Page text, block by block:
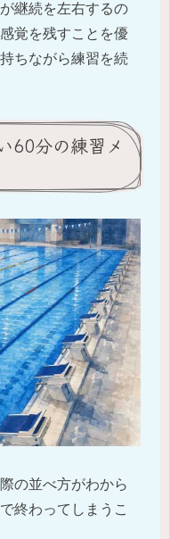
継続を左右するの
覚を残すことを優
ちながら練習を続
60分の練習メ
の並べ方がわから
終わってしまうこ